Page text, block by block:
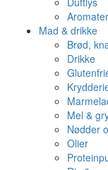
Mad & drikke
Brød,
Drikke
Mel &
Nødder
Olier